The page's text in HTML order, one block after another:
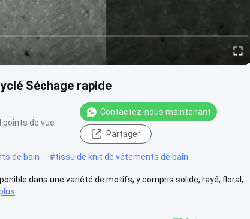
Séchage rapide
points de vue
Contactez-nous maintenant
Partager
de bain #tissu de knit de vêtements de bain
dans une variété de motifs, y compris solide, rayé, floral,